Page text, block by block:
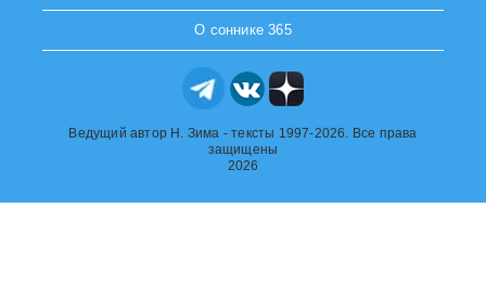
О соннике 365
Ведущий автор Н. Зима - тексты 1997-2026. Все права
защищены
2026